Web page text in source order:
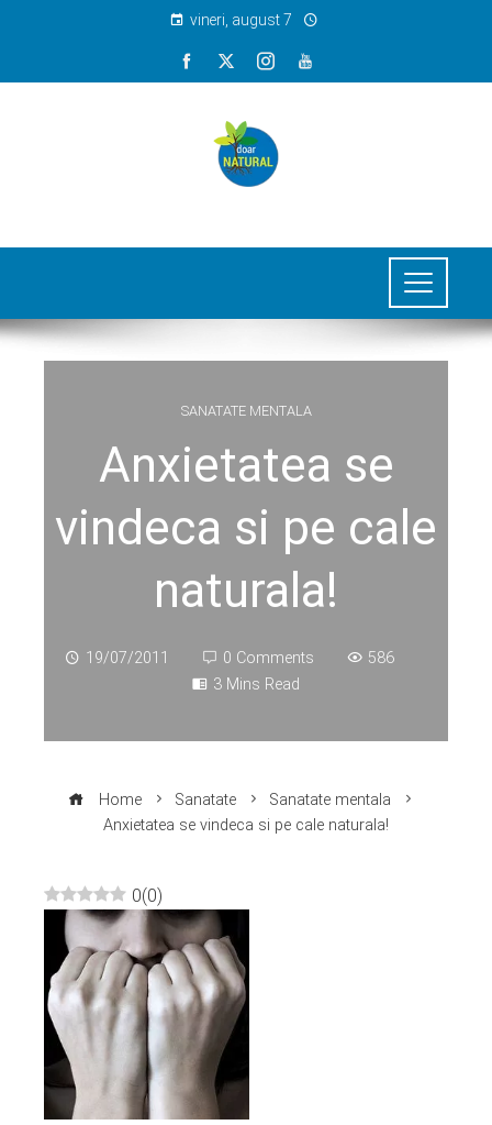
vineri, august 7
SANATATE MENTALA
Anxietatea se
vindeca si pe cale
naturala!
19/07/2011 0 Comments
586
3 Mins Read
Home Sanatate
Sanatate mentala
Anxietatea se vindeca si pe cale naturala!
0(0)